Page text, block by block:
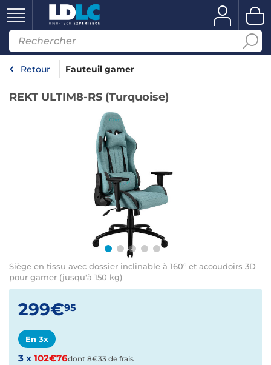
Retour Fauteuil gamer
REKT ULTIM8-RS (Turquoise)
Siège en tissu avec dossier inclinable à 160° et accoudoirs 3D
pour gamer (jusqu'à 150 kg)
299€95
En 3x
3 x 102€76dont 8€33 de frais